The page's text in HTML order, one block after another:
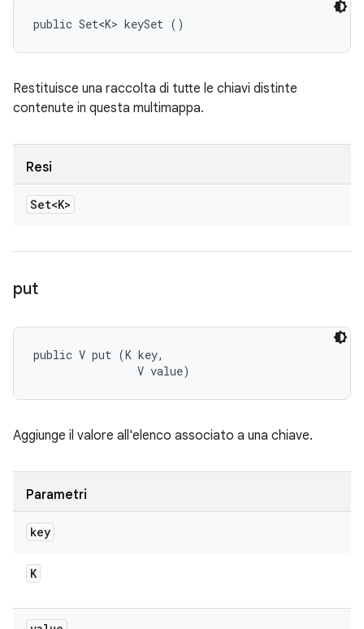
public Set<K> keySet ()
Restituisce una raccolta di tutte le chiavi distinte
contenute in questa multimappa.
Resi
Set<K>
put
public V put (K key,
                V value)
Aggiunge il valore all'elenco associato a una chiave.
Parametri
key
K